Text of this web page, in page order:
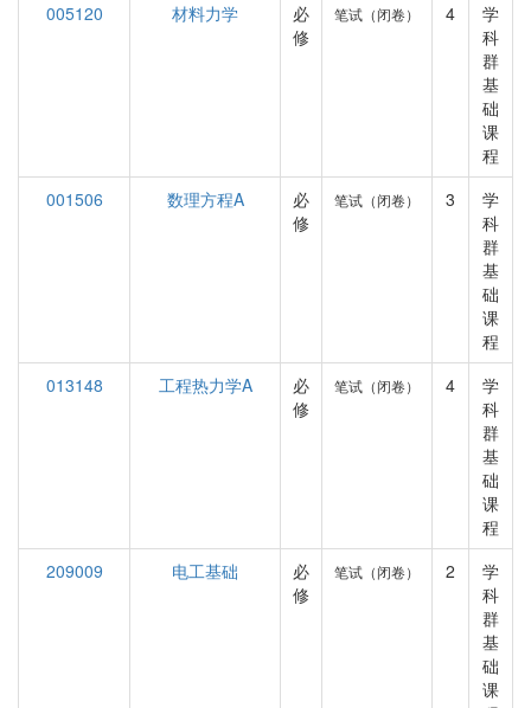
005120 材料力学
必
修
笔试（闭卷） 4
学
科
群
基
础
课
程
001506
数理方程A
必
修
笔试（闭卷） 3
学
科
群
基
础
课
程
013148
工程热力学A
必
修
笔试（闭卷） 4
学
科
群
基
础
课
程
209009
电工基础
必
修
笔试（闭卷） 2
学
科
群
基
础
课